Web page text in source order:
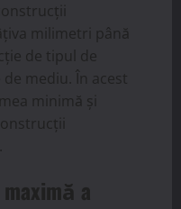
milimetri până
de tipul de
mediu. În acest
minimă și
a